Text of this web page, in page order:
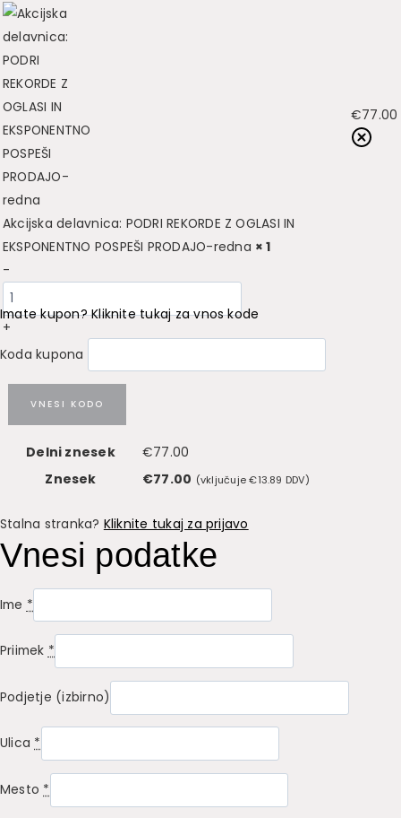
Akcijska delavnica: PODRI REKORDE Z OGLASI IN
EKSPONENTNO POSPEŠI PRODAJO-redna × 1
-
+
€77.00
Imate kupon? Kliknite tukaj za vnos kode
Koda kupona
VNESI KODO
Delni znesek €77.00
Znesek
€77.00 (vključuje€13.89 DDV)
Stalna stranka? Kliknite tukaj za prijavo
Vnesi podatke
Ime *
Priimek *
Podjetje (izbirno)
Ulica *
Mesto *